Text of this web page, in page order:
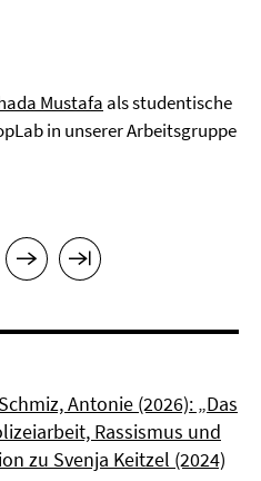
Mustafa als studentische
in unserer Arbeitsgruppe
Antonie (2026): „Das
Rassismus und
zu Svenja Keitzel (2024)